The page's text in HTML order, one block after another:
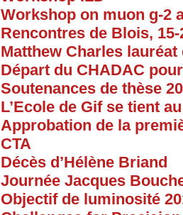
Workshop on muon g-2
Rencontres de Blois,
Matthew Charles
Départ du CHADAC
Soutenances de thèse
L’Ecole de Gif se tient
Approbation de la
CTA
Décès d’Hélène Briand
Journée Jacques
Objectif de luminosité